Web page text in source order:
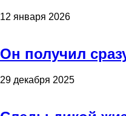
12 января 2026
Он получил
29 декабря 2025